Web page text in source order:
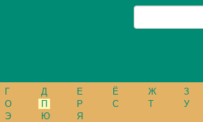
Г Д Е Ё Ж З
О П Р С Т У
Э Ю Я